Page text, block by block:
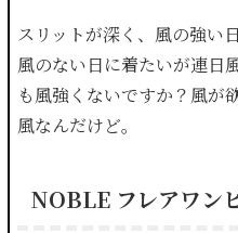
スリットが深く、風の強い
風のない日に着たいが連日
も風強くないですか？風が
風なんだけど。
NOBLE フレアワン